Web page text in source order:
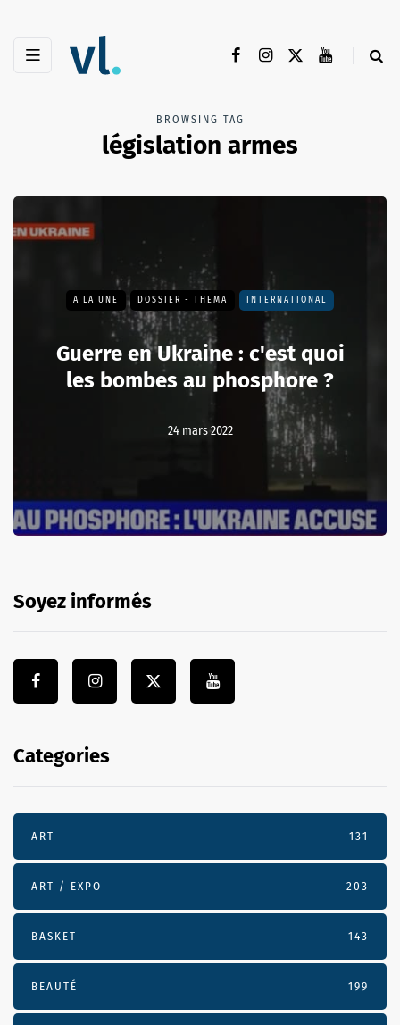
BROWSING TAG
législation armes
A LA UNE DOSSIER - THEMA INTERNATIONAL
Guerre en Ukraine : c'est quoi
les bombes au phosphore ?
24 mars 2022
Soyez informés
Categories
ART 131
ART / EXPO 203
BASKET 143
BEAUTÉ 199